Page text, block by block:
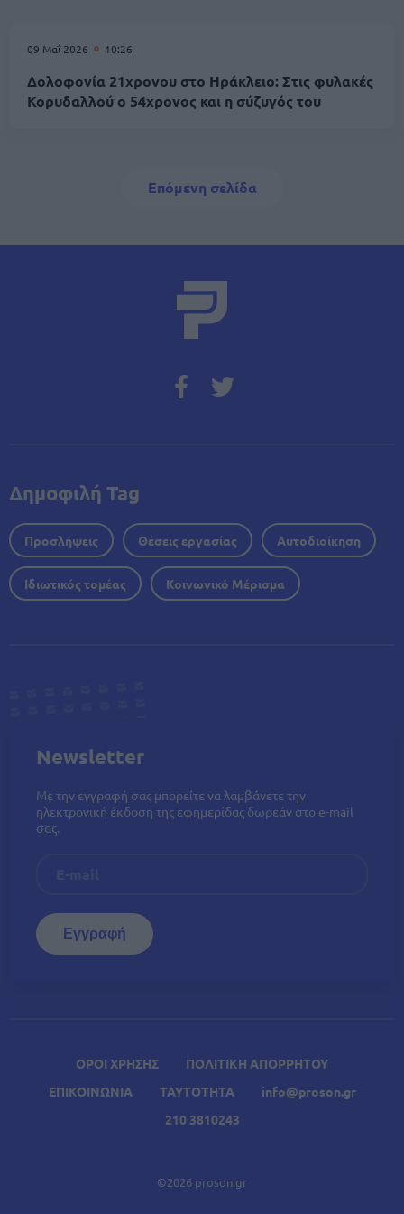
09 Μαΐ 2026 10:26
Δολοφονία 21χρονου στο Ηράκλειο: Στις φυλακές
Κορυδαλλού ο 54χρονος και η σύζυγός του
Next page
Επόμενη σελίδα
ΟΡΟΙ ΧΡΗΣΗΣ
ΠΟΛΙΤΙΚΗ ΑΠΟΡΡΗΤΟΥ
ΕΠΙΚΟΙΝΩΝΙΑ
ΤΑΥΤΟΤΗΤΑ
info@proson.gr
210 3810243
©2026 proson.gr
Δημοφιλή Tag
Προσλήψεις Θέσεις εργασίας Αυτοδιοίκηση
Ιδιωτικός τομέας Κοινωνικό Μέρισμα
Newsletter
Με την εγγραφή σας μπορείτε να λαμβάνετε την
ηλεκτρονική έκδοση της εφημερίδας δωρεάν στο e-mail
σας.